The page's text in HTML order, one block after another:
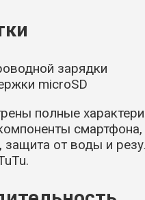
зарядки
microSD
полные
смартфона,
защита от воды и